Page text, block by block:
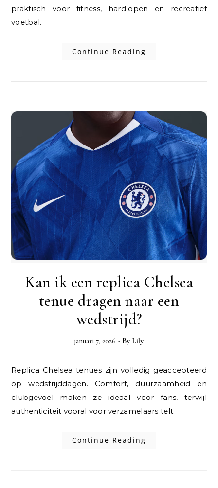
praktisch voor fitness, hardlopen en recreatief
voetbal.
Continue Reading
Kan ik een replica Chelsea
tenue dragen naar een
wedstrijd?
januari 7, 2026 - By Lily
Replica Chelsea tenues zijn volledig geaccepteerd
op wedstrijddagen. Comfort, duurzaamheid en
clubgevoel maken ze ideaal voor fans, terwijl
authenticiteit vooral voor verzamelaars telt.
Continue Reading